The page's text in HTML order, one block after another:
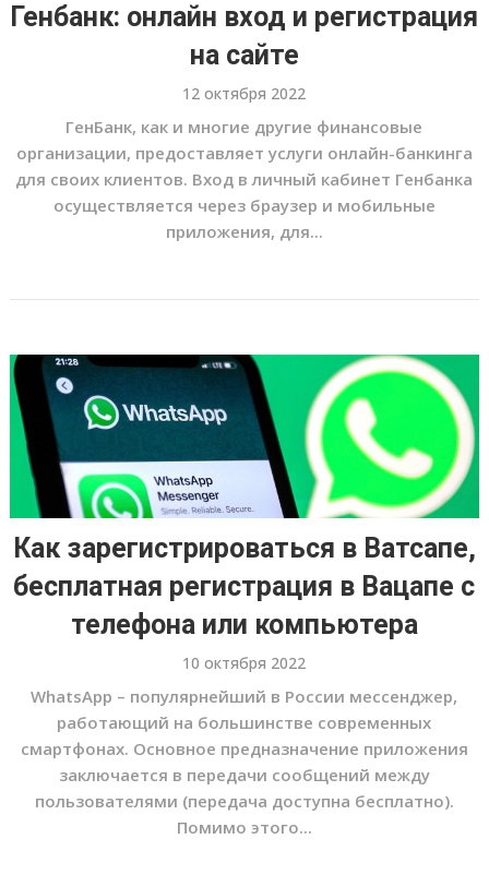
Генбанк: онлайн вход и регистрация
на сайте
12 октября 2022
ГенБанк, как и многие другие финансовые
организации, предоставляет услуги онлайн-банкинга
для своих клиентов. Вход в личный кабинет Генбанка
осуществляется через браузер и мобильные
приложения, для...
Как зарегистрироваться в Ватсапе,
бесплатная регистрация в Вацапе с
телефона или компьютера
10 октября 2022
WhatsApp – популярнейший в России мессенджер,
работающий на большинстве современных
смартфонах. Основное предназначение приложения
заключается в передачи сообщений между
пользователями (передача доступна бесплатно).
Помимо этого...